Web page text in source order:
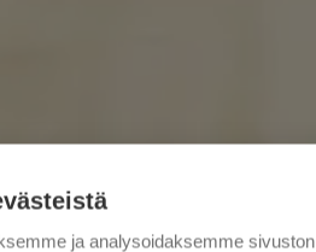
ja analysoidaksemme sivuston